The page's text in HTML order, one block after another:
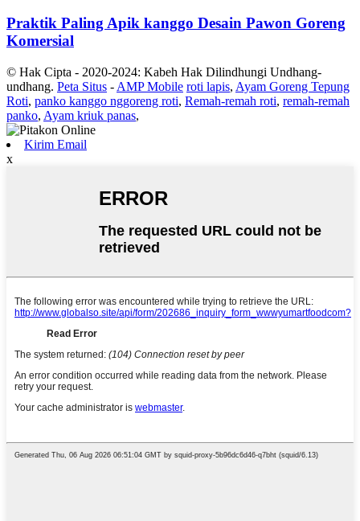
Praktik Paling Apik kanggo Desain Pawon Goreng
Komersial
© Hak Cipta - 2020-2024: Kabeh Hak Dilindhungi Undhang-
undhang. Peta Situs - AMP Mobile roti lapis, Ayam Goreng Tepung
Roti, panko kanggo nggoreng roti, Remah-remah roti, remah-remah
panko, Ayam kriuk panas,
Kirim Email
x